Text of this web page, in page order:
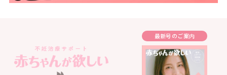
最新号のご案内